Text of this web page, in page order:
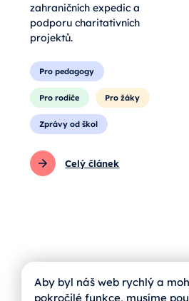
zahraničních expedic a
podporu charitativních
projektů.
Pro pedagogy
Pro rodiče Pro žáky
Zprávy od škol
Celý článek
Aby byl náš web rychlý a
pokročilé funkce, musíme